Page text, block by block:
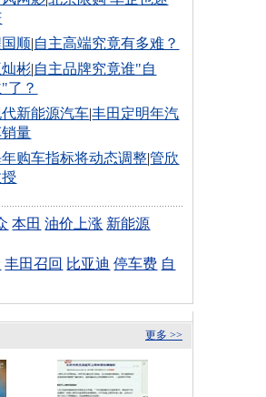
顺|自主高端究竟有多难？
彬|自主品牌究竟谁"自
了？
新能源汽车|丰田定明年汽
量
购车指标将动态调整|管欣
本田 油价上涨 新能源
丰田召回 比亚迪 停车费 自
更多 >>